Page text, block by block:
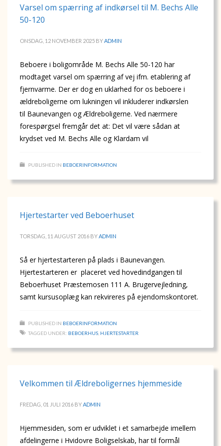
Varsel om spærring af indkørsel til M. Bechs Alle
50-120
ONSDAG, 12 NOVEMBER 2025 BYADMIN
Beboere i boligområde M. Bechs Alle 50-120 har
modtaget varsel om spærring af vej ifm. etablering af
fjernvarme. Der er dog en uklarhed for os beboere i
ældreboligerne om lukningen vil inkluderer indkørslen
til Baunevangen og Ældreboligerne. Ved nærmere
forespørgsel fremgår det at: Det vil være sådan at
krydset ved M. Bechs Alle og Klardam vil
PUBLISHED IN BEBOERINFORMATION
Hjertestarter ved Beboerhuset
TORSDAG, 11 AUGUST 2016 BYADMIN
Så er hjertestarteren på plads i Baunevangen.
Hjertestarteren er placeret ved hovedindgangen til
Beboerhuset Præstemosen 111 A. Brugervejledning,
samt kursusoplæg kan rekvireres på ejendomskontoret.
PUBLISHED IN BEBOERINFORMATION
TAGGED UNDER: BEBOERHUS HJERTESTARTER
Velkommen til Ældreboligernes hjemmeside
FREDAG, 01 JULI 2016 BYADMIN
Hjemmesiden, som er udviklet i et samarbejde imellem
afdelingerne i Hvidovre Boligselskab, har til formål